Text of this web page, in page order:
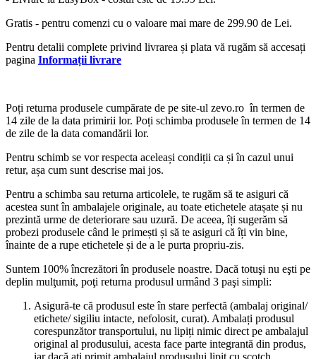
Gratis - pentru comenzi cu o valoare mai mare de 299.90 de Lei.
Pentru detalii complete privind livrarea și plata vă rugăm să accesați
pagina Informații livrare
Poți returna produsele cumpărate de pe site-ul zevo.ro în termen de
14 zile de la data primirii lor. Poți schimba produsele în termen de 14
de zile de la data comandării lor.
Pentru schimb se vor respecta aceleași condiții ca și în cazul unui
retur, așa cum sunt descrise mai jos.
Pentru a schimba sau returna articolele, te rugăm să te asiguri că
acestea sunt în ambalajele originale, au toate etichetele atașate și nu
prezintă urme de deteriorare sau uzură. De aceea, îți sugerăm să
probezi produsele când le primești și să te asiguri că îți vin bine,
înainte de a rupe etichetele și de a le purta propriu-zis.
Suntem 100% încrezători în produsele noastre. Dacă totuşi nu eşti pe
deplin mulţumit, poţi returna produsul urmând 3 paşi simpli:
Asigură-te că produsul este în stare perfectă (ambalaj original/
etichete/ sigiliu intacte, nefolosit, curat). Ambalați produsul
corespunzător transportului, nu lipiți nimic direct pe ambalajul
original al produsului, acesta face parte integrantă din produs,